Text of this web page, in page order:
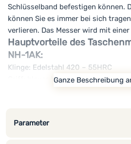
Schlüsselband befestigen können.
können Sie es immer bei sich
verlieren. Das Messer wird mit
Hauptvorteile des
NH-1AK:
Klinge: Edelstahl 420 – 55HRC
Griff: blauer Kunststoff
massive Klinge
Ganze Beschreibung
Parameter